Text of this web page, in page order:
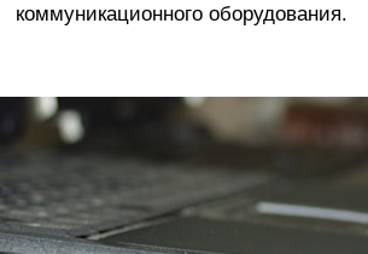
коммуникационного оборудования.